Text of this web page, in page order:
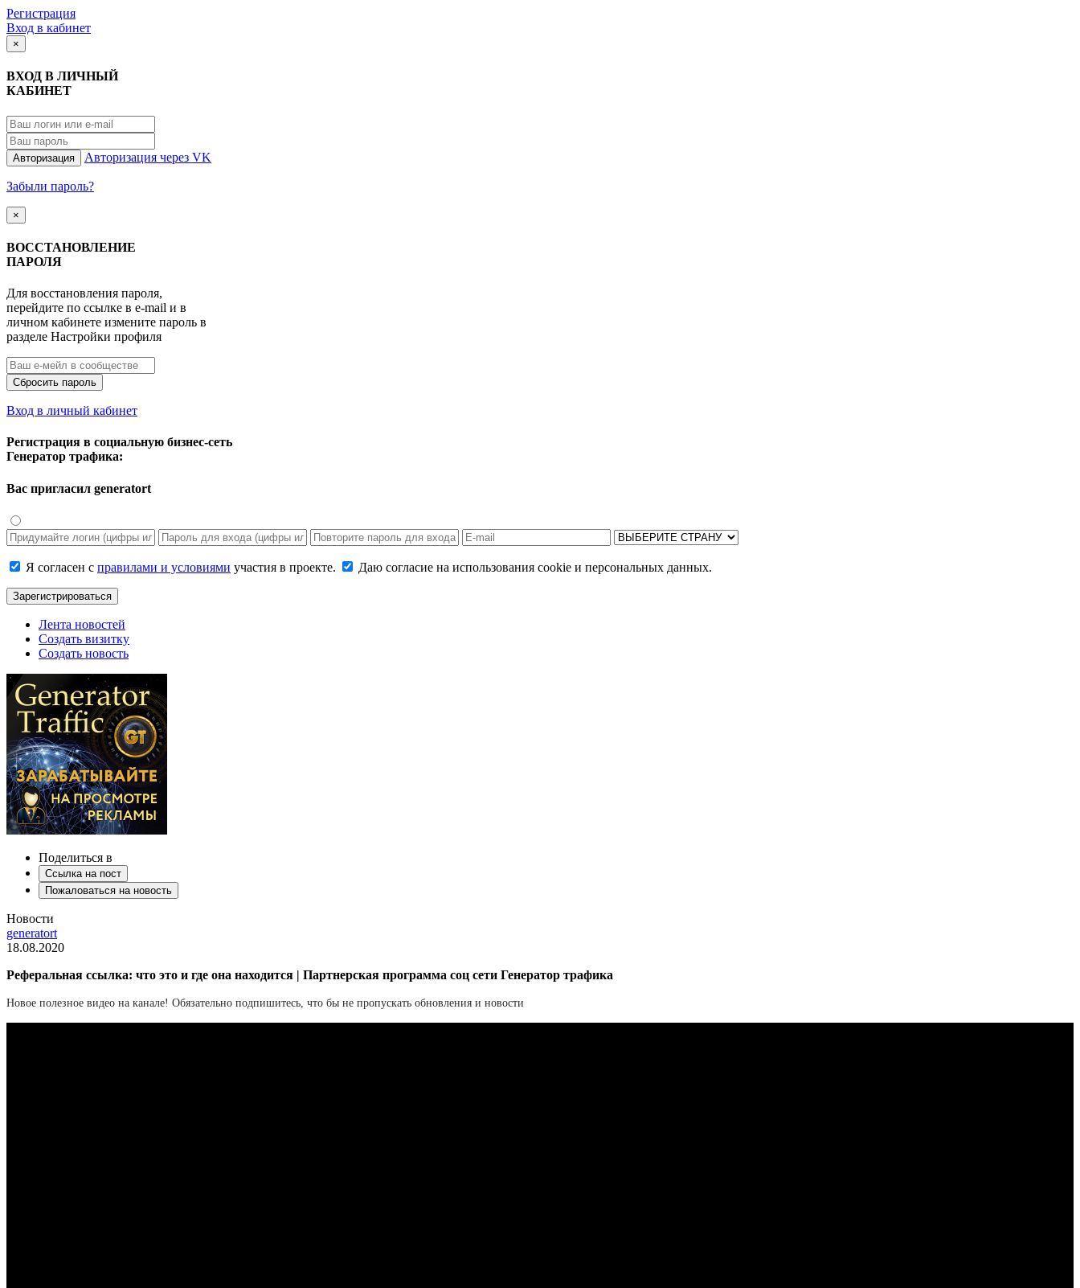
Регистрация
Вход в кабинет
×
ВХОД В ЛИЧНЫЙ
КАБИНЕТ
Авторизация Авторизация через VK
Забыли пароль?
×
ВОССТАНОВЛЕНИЕ
ПАРОЛЯ
Для восстановления пароля,
перейдите по ссылке в e-mail и в
личном кабинете измените пароль в
разделе Настройки профиля
Сбросить пароль
Вход в личный кабинет
Регистрация в социальную бизнес-сеть
Генератор трафика:
Вас пригласил generatort
Я согласен с правилами и условиями участия в проекте. Даю согласие на использования cookie и персональных данных.
Зарегистрироваться
Лента новостей
Создать визитку
Создать новость
Поделиться в
Ссылка на пост
Пожаловаться на новость
Новости
generatort
18.08.2020
Реферальная ссылка: что это и где она находится | Партнерская программа соц сети Генератор трафика
Новое полезное видео на канале! Обязательно подпишитесь, что бы не пропускать обновления и новости